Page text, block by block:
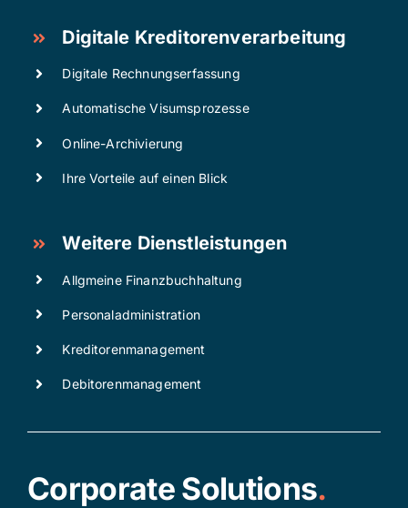
Digitale Kreditorenverarbeitung
Digitale Rechnungserfassung
Automatische Visumsprozesse
Online-Archivierung
Ihre Vorteile auf einen Blick
Weitere Dienstleistungen
Allgmeine Finanzbuchhaltung
Personaladministration
Kreditorenmanagement
Debitorenmanagement
Corporate Solutions.